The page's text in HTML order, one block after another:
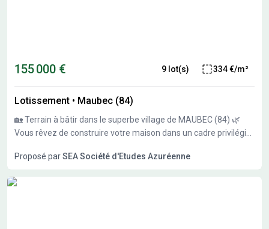
155 000 € 9 lot(s) 334 €/m²
Lotissement • Maubec (84)
🏡 Terrain à bâtir dans le superbe village de MAUBEC (84) 🌿
Vous rêvez de construire votre maison dans un cadre privilégié
dans un charmant village du Luberon. ✨ Direct propriétaire –
recherché ✔ Très belle vue et environnement privilégié ✔
Proposé parSEA Société d'Etudes Azuréenne